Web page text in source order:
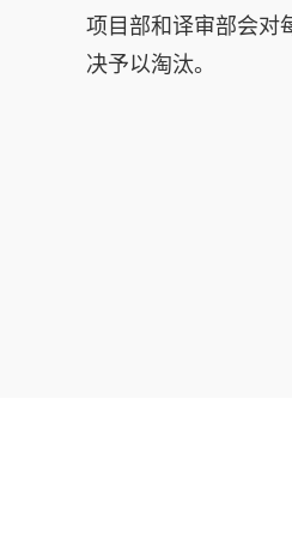
项目部和译审部会对
决予以淘汰。